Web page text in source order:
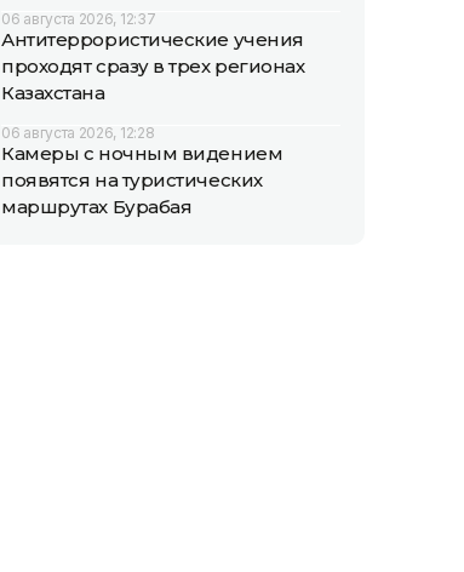
06 августа 2026, 12:37
Антитеррористические учения
проходят сразу в трех регионах
Казахстана
06 августа 2026, 12:28
Камеры с ночным видением
появятся на туристических
маршрутах Бурабая